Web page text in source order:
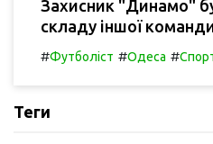
Захисник "Динамо"
складу іншої
#Футболіст #Одеса #
Теги